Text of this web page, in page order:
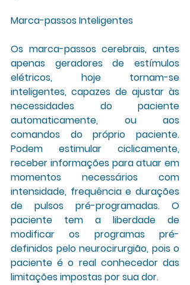
Marca-passos Inteligentes
Os marca-passos cerebrais, antes
apenas geradores de estímulos
elétricos, hoje tornam-se
inteligentes, capazes de ajustar às
necessidades do paciente
automaticamente, ou aos
comandos do próprio paciente.
Podem estimular ciclicamente,
receber informações para atuar em
momentos necessários com
intensidade, frequência e durações
de pulsos pré-programadas. O
paciente tem a liberdade de
modificar os programas pré-
definidos pelo neurocirurgião, pois o
paciente é o real conhecedor das
limitações impostas por sua dor.